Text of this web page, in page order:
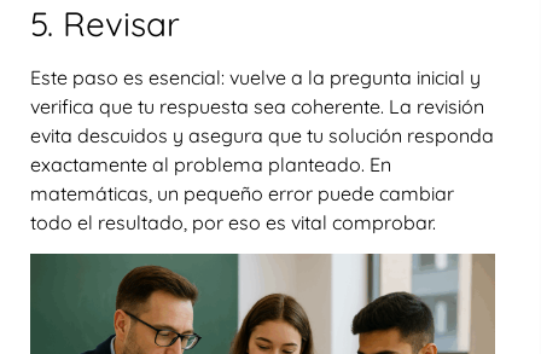
5. Revisar
Este paso es esencial: vuelve a la pregunta inicial y
verifica que tu respuesta sea coherente. La revisión
evita descuidos y asegura que tu solución responda
exactamente al problema planteado. En
matemáticas, un pequeño error puede cambiar
todo el resultado, por eso es vital comprobar.